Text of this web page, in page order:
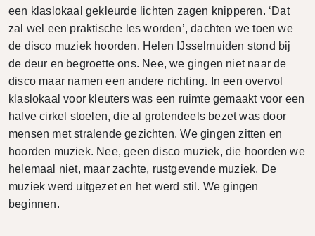
een klaslokaal gekleurde lichten zagen knipperen. ‘Dat
zal wel een praktische les worden’, dachten we toen we
de disco muziek hoorden. Helen IJsselmuiden stond bij
de deur en begroette ons. Nee, we gingen niet naar de
disco maar namen een andere richting. In een overvol
klaslokaal voor kleuters was een ruimte gemaakt voor een
halve cirkel stoelen, die al grotendeels bezet was door
mensen met stralende gezichten. We gingen zitten en
hoorden muziek. Nee, geen disco muziek, die hoorden we
helemaal niet, maar zachte, rustgevende muziek. De
muziek werd uitgezet en het werd stil. We gingen
beginnen.